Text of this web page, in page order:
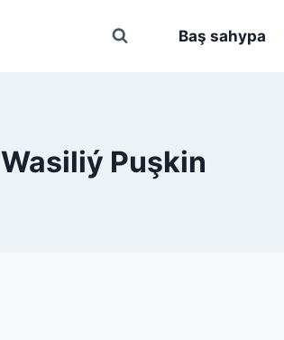
Baş sahypa
Wasiliý Puşkin